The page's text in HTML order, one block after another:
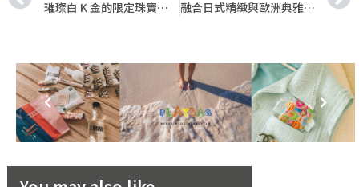
璀璨白 K 金的限定珠寶，散發熠熠光芒給幸福最溫暖的力量！ 融合日式精緻與歐洲典雅，「LAPAGE」見證你倆獨一無二的幸福瞬間